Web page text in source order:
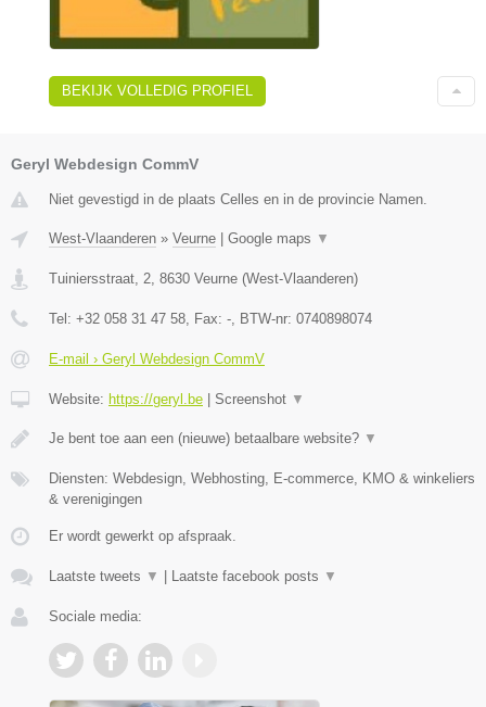
BEKIJK VOLLEDIG PROFIEL
Geryl Webdesign CommV
Niet gevestigd in de plaats Celles en in de provincie Namen.
West-Vlaanderen » Veurne Google maps ▼
Tuiniersstraat, 2 8630 Veurne (West-Vlaanderen)
Tel: +32 058 31 47 58 , Fax: - , BTW-nr: 0740898074
E-mail › Geryl Webdesign CommV
Website: https://geryl.be Screenshot ▼
Je bent toe aan een (nieuwe) betaalbare website? ▼
Diensten: Webdesign, Webhosting, E-commerce, KMO & winkeliers
& verenigingen
Er wordt gewerkt op afspraak.
Laatste tweets ▼ Laatste facebook posts ▼
Sociale media: